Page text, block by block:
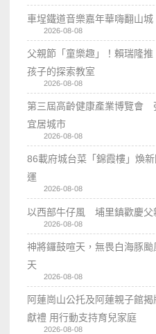
車埕鐵道音樂嘉年華嗨翻山
2026-08-08
父親節「童樂趣」！賴瑞隆
孩子的探索教室
2026-08-08
第三屆高齡健康產業博覽會
宜居城市
2026-08-08
86載府城台菜「錦霞樓」煥
運
2026-08-08
以西部牛仔風 埔里鎮歡慶父
2026-08-08
神將鑼鼓喧天，無畏白海豚
天
2026-08-08
阿蓮崗山公托及阿蓮親子館
獻禮 用行動支持育兒家庭
2026-08-08